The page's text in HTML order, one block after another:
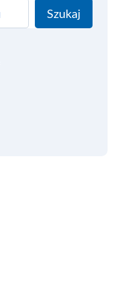
Szukaj